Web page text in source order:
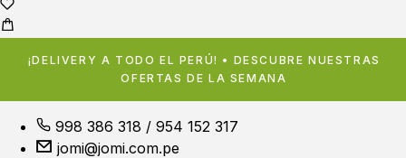
¡DELIVERY A TODO EL PERÚ! • DESCUBRE NUESTRAS
OFERTAS DE LA SEMANA
998 386 318 / 954 152 317
jomi@jomi.com.pe